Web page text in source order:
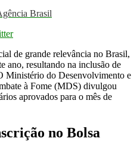
Brasil
de grande relevância no Brasil,
ano, resultando na inclusão de
Ministério do Desenvolvimento e
à Fome (MDS) divulgou
aprovados para o mês de
no Bolsa